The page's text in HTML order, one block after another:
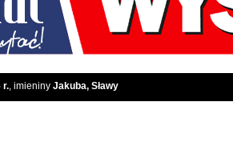
r., imieniny Jakuba, Sławy